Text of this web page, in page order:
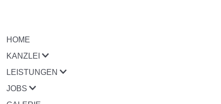
HOME
KANZLEI
LEISTUNGEN
JOBS